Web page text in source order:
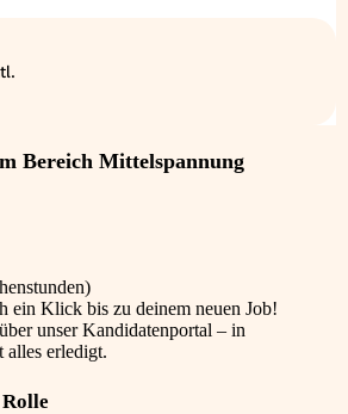
Bereich Mittelspannung
ein Klick bis zu deinem neuen Job!
unser Kandidatenportal – in
alles erledigt.